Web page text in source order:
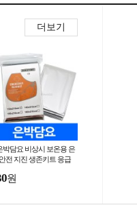
더보기
박담요 비상시 보온용 은
전 지진 생존키트 응급
유지 혹한기
원